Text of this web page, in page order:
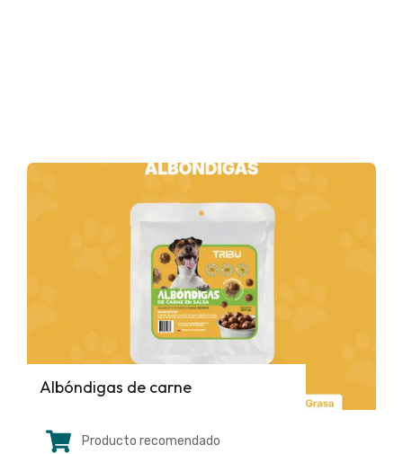
Albóndigas de carne
Producto recomendado